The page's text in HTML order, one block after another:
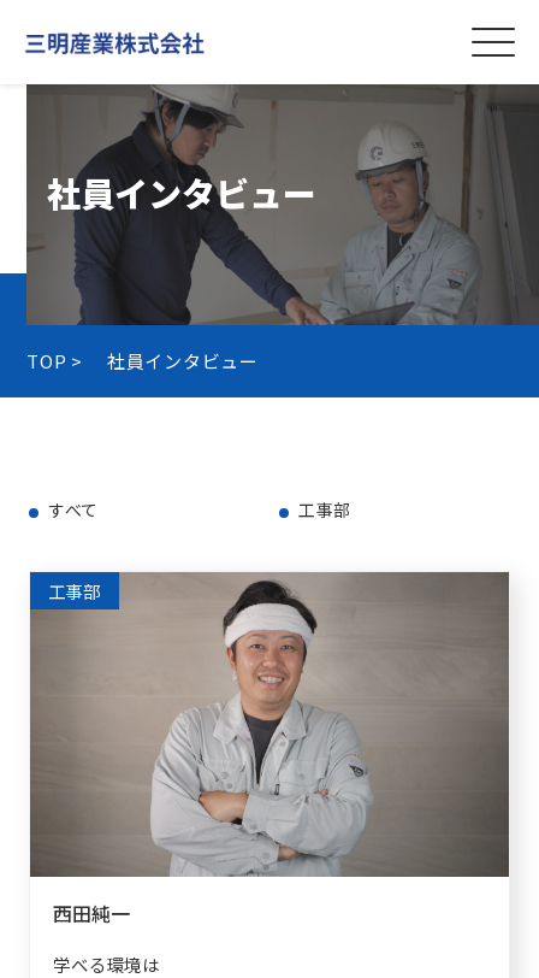
社員インタビュー
TOP > 社員インタビュー
すべて 工事部
工事部
西田純一
学べる環境は